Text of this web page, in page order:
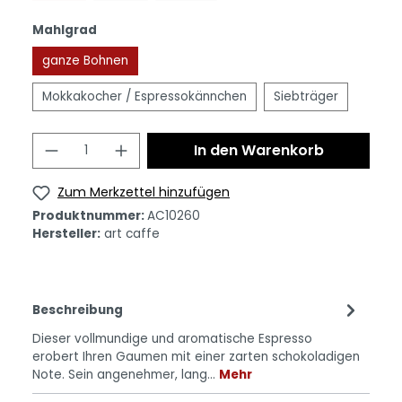
Mahlgrad
ganze Bohnen
Mokkakocher / Espressokännchen Siebträger
In den Warenkorb
Zum Merkzettel hinzufügen
Produktnummer:AC10260
Hersteller: art caffe
Beschreibung
Dieser vollmundige und aromatische Espresso
erobert Ihren Gaumen mit einer zarten schokoladigen
Note. Sein angenehmer, lang… Mehr